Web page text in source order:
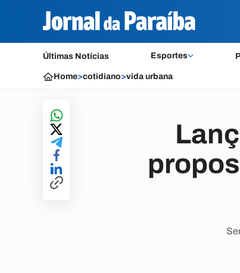
Últimas Notícias Esportes
Home>cotidiano>vida urbana